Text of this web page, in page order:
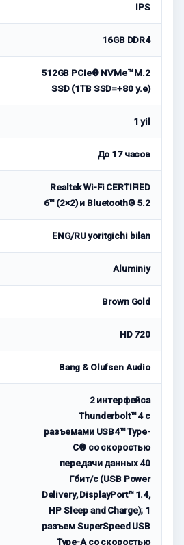
IPS
16GB DDR4
512GB PCIe® NVMe™ M.2
SSD (1TB SSD=+80 у.е)
1 yil
До 17 часов
Realtek Wi-Fi CERTIFIED
6™ (2×2) и Bluetooth® 5.2
ENG/RU yoritgichi bilan
Aluminiy
Brown Gold
HD 720
Bang & Olufsen Audio
2 интерфейса
Thunderbolt™ 4 с
разъемами USB4™ Type-
C® со скоростью
передачи данных 40
Гбит/с (USB Power
Delivery, DisplayPort™ 1.4,
HP Sleep and Charge); 1
разъем SuperSpeed USB
Type-A со скоростью